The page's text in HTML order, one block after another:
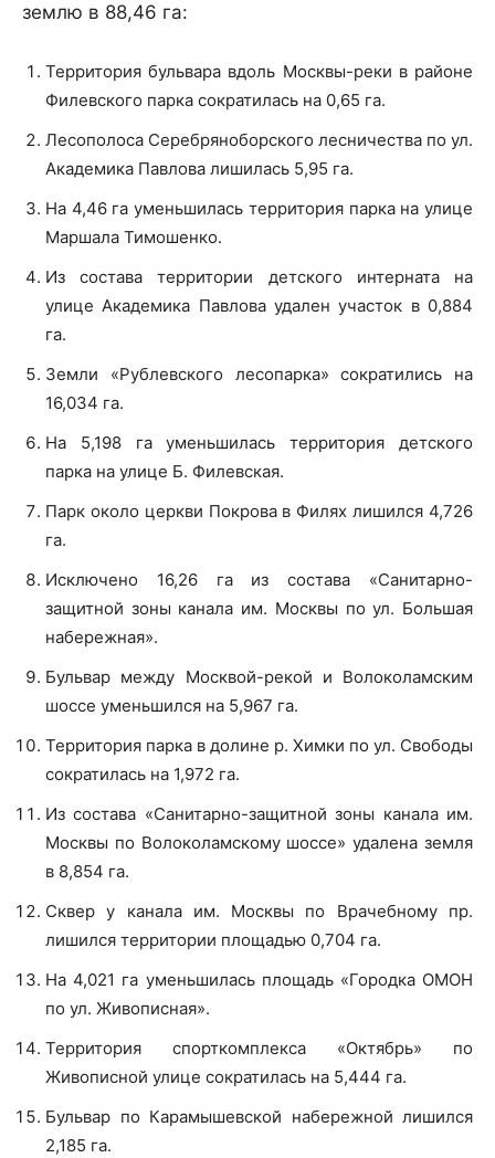
землю в 88,46 га:
Территория бульвара вдоль Москвы-реки в районе
Филевского парка сократилась на 0,65 га.
Лесополоса Серебряноборского лесничества по ул.
Академика Павлова лишилась 5,95 га.
На 4,46 га уменьшилась территория парка на улице
Маршала Тимошенко.
Из состава территории детского интерната на
улице Академика Павлова удален участок в 0,884
га.
Земли «Рублевского лесопарка» сократились на
16,034 га.
На 5,198 га уменьшилась территория детского
парка на улице Б. Филевская.
Парк около церкви Покрова в Филях лишился 4,726
га.
Исключено 16,26 га из состава «Санитарно-
защитной зоны канала им. Москвы по ул. Большая
набережная».
Бульвар между Москвой-рекой и Волоколамским
шоссе уменьшился на 5,967 га.
Территория парка в долине р. Химки по ул. Свободы
сократилась на 1,972 га.
Из состава «Санитарно-защитной зоны канала им.
Москвы по Волоколамскому шоссе» удалена земля
в 8,854 га.
Сквер у канала им. Москвы по Врачебному пр.
лишился территории площадью 0,704 га.
На 4,021 га уменьшилась площадь «Городка ОМОН
по ул. Живописная».
Территория спорткомплекса «Октябрь» по
Живописной улице сократилась на 5,444 га.
Бульвар по Карамышевской набережной лишился
2,185 га.